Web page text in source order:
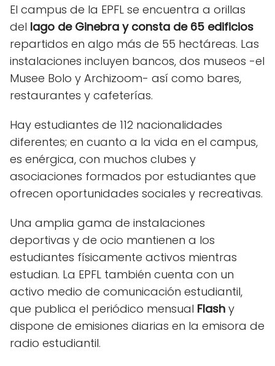
El campus de la EPFL se encuentra a orillas
del lago de Ginebra y consta de 65 edificios
repartidos en algo más de 55 hectáreas. Las
instalaciones incluyen bancos, dos museos -el
Musee Bolo y Archizoom- así como bares,
restaurantes y cafeterías.
Hay estudiantes de 112 nacionalidades
diferentes; en cuanto a la vida en el campus,
es enérgica, con muchos clubes y
asociaciones formados por estudiantes que
ofrecen oportunidades sociales y recreativas.
Una amplia gama de instalaciones
deportivas y de ocio mantienen a los
estudiantes físicamente activos mientras
estudian. La EPFL también cuenta con un
activo medio de comunicación estudiantil,
que publica el periódico mensual Flash y
dispone de emisiones diarias en la emisora de
radio estudiantil.